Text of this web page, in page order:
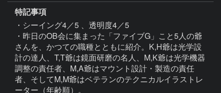
特記事項
・シーイング4／5 、透明度4／5
・昨日のOB会に集まった「ファイブG」こと5人の爺
さんを、かつての職種とともに紹介。K,H爺は光学設
計の達人、T,T爺は鏡面研磨の名人、M,K爺は光学機器
調整の責任者、M,A爺はマウント設計・製造の責任
者、そしてM,M爺はベテランのテクニカルイラストレ